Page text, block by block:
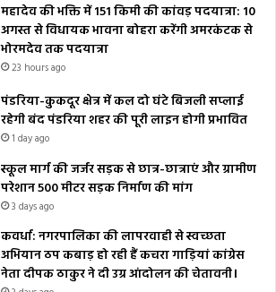
महादेव की भक्ति में 151 किमी की कांवड़ पदयात्रा: 10
अगस्त से विधायक भावना बोहरा करेंगी अमरकंटक से
भोरमदेव तक पदयात्रा
23 hours ago
पंडरिया-कुकदूर क्षेत्र में कल दो घंटे बिजली सप्लाई
रहेगी बंद पंडरिया शहर की पूरी लाइन होगी प्रभावित
1 day ago
स्कूल मार्ग की जर्जर सड़क से छात्र-छात्राएं और ग्रामीण
परेशान 500 मीटर सड़क निर्माण की मांग
3 days ago
कवर्धा: नगरपालिका की लापरवाही से स्वच्छता
अभियान ठप कबाड़ हो रही हैं कचरा गाड़ियां कांग्रेस
नेता दीपक ठाकुर ने दी उग्र आंदोलन की चेतावनी।